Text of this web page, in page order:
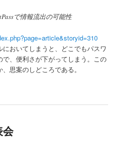
で情報流出の可能性
おいてしまうと、どこでもパスワ
、便利さが下がってしまう。この
思案のしどころである。
会